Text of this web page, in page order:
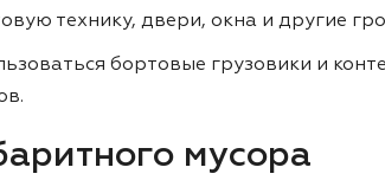
технику, двери, окна и другие
бортовые грузовики и
мусора